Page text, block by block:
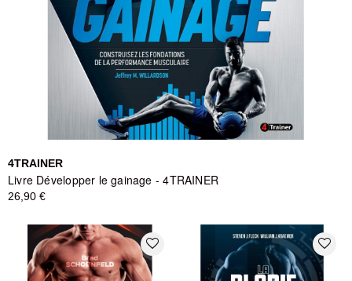
4TRAINER
Livre Développer le gainage - 4TRAINER
26,90 €
favorite_border favorite_border